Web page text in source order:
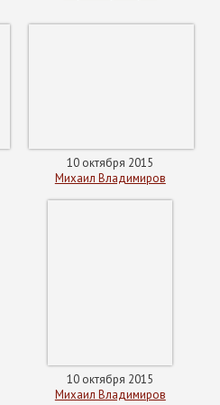
10 октября 2015
Михаил Владимиров
10 октября 2015
Михаил Владимиров